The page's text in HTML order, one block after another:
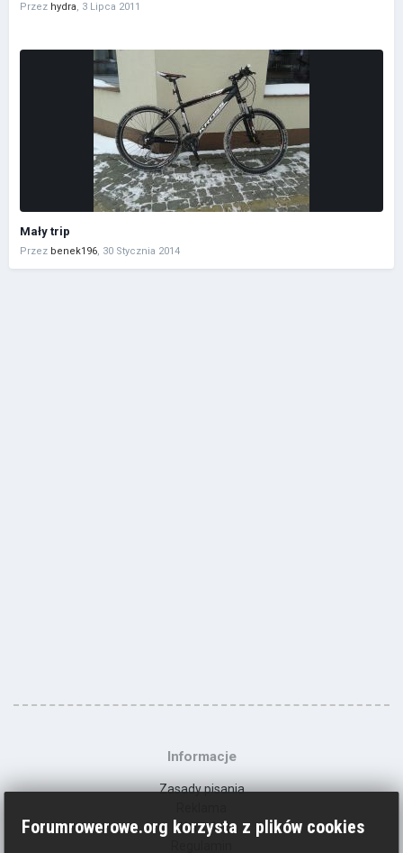
Przez hydra, 3 Lipca 2011
Mały trip
Przez benek196, 30 Stycznia 2014
Informacje
Zasady pisania
Kontakt
Forumrowerowe.org korzysta z plików cookies